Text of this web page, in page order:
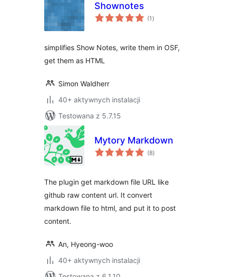
Shownotes
(1 wszystkich
ocen
)
simplifies Show Notes, write them in OSF,
get them as HTML
Simon Waldherr
40+ aktywnych instalacji
Testowana z 5.7.15
Mytory Markdown
(8wszystkich
ocen
)
The plugin get markdown file URL like
github raw content url. It convert
markdown file to html, and put it to post
content.
An, Hyeong-woo
40+ aktywnych instalacji